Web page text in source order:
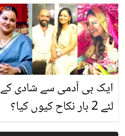
جس نے ڈاکٹرز کو بھی
پریشان کر دیا، دیکھیے
ویڈیو
ایک ہی آدمی سے شادی کے
لئے 2 بار نکاح کیوں کیا؟